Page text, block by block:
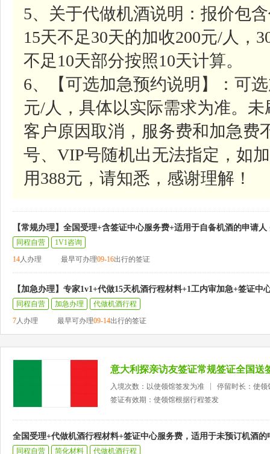
5、关于代做机酒说明：报价包
15天不足30天的加收200元/人，
不足10天部分按照10天计算。
6、【可选加急预约说明】：可
元/人，具体以实际需求为准。
客户原因取消，服务费和加急费
号、VIP号随机出无法指定，如
用388元，请知悉，感谢理解！
【常规办理】全国受理+含签证中心服务费+适用于自备机酒的申请人
同程自营
1V1咨询
14人办理 最早可办理09-16出行的签证
【加急办理】专家1v1+代做15天机酒行程材料+1工内审加急+签证中
同程自营 加急办理
代做机酒行程
7人办理 最早可办理09-14出行的签证
意大利探亲访友签证常规签证全国送
入境次数：以使领馆签发为准
停留时长：使领
签证有效期：使领馆根据行程签发
全国受理+代做机酒行程材料+签证中心服务费，适用于未预订机酒的
同程自营 简化材料
代做机酒行程